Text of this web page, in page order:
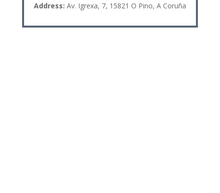
Address: Av. Igrexa, 7, 15821 O Pino, A Coruña